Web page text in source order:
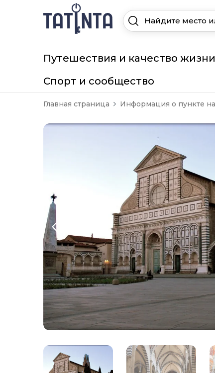
Путешествия и качество жизни
Спорт и сообщество
Главная страница Информация о пункте